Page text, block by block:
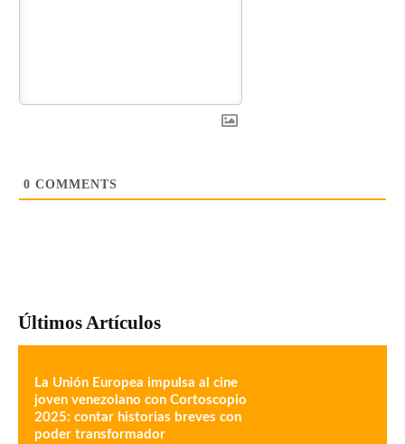
0 COMMENTS
Últimos Artículos
La Unión Europea impulsa al cine
joven venezolano con Cortoscopio
2025: contar historias breves con
poder transformador